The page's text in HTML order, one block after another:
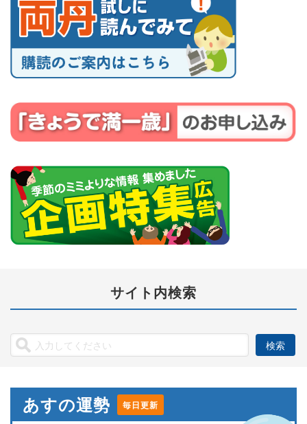
サイト内検索
あすの運勢 毎日更新